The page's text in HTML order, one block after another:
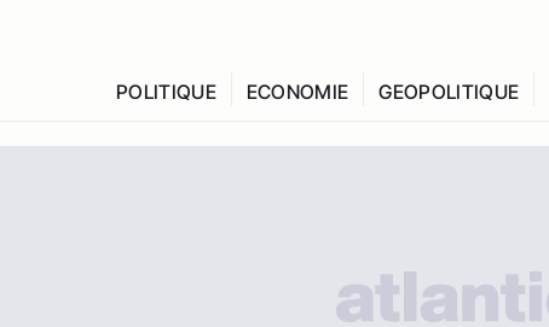
POLITIQUE ECONOMIE GEOPOLITIQUE